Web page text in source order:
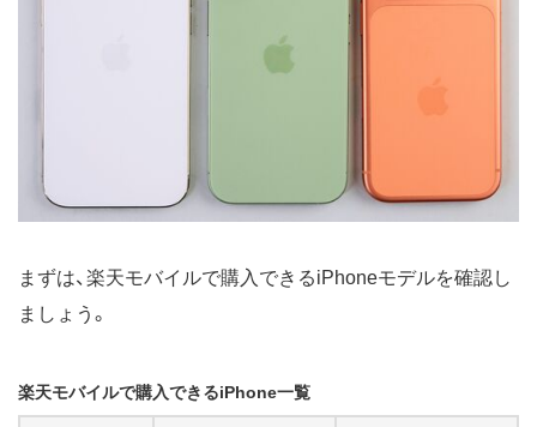
まずは、楽天モバイルで購入できるiPhoneモデルを確認し
ましょう。
楽天モバイルで購入できるiPhone一覧